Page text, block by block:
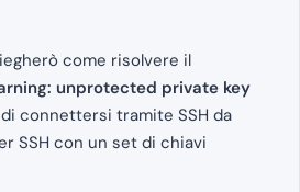
come risolvere il
unprotected private key
connettersi tramite SSH da
SSH con un set di chiavi